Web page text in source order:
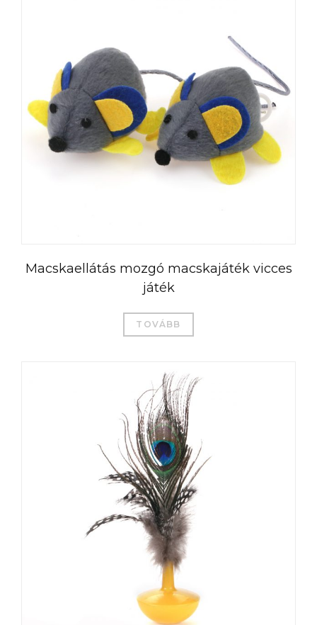
Macskaellátás mozgó macskajáték vicces
játék
TOVÁBB